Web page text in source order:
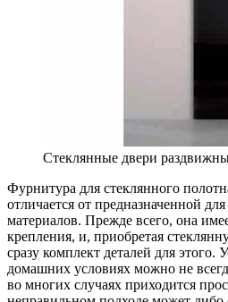
Стеклянные двери
Фурнитура для стеклянного
отличается от предназначенной
материалов. Прежде всего, она
крепления, и, приобретая
сразу комплект деталей для этого.
домашних условиях можно не
во многих случаях приходится